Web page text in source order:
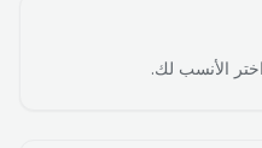
الأنسب لك.